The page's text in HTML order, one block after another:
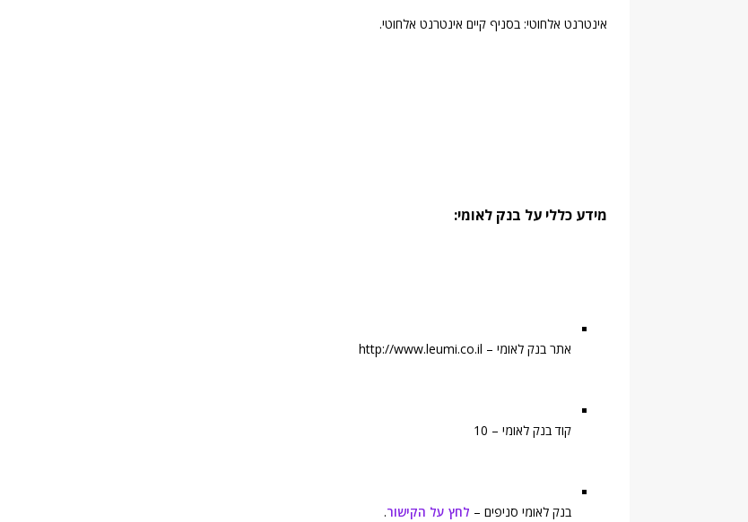
אינטרנט אלחוטי: בסניף קיים אינטרנט אלחוטי.
מידע כללי על בנק לאומי:
אתר בנק לאומי – http://www.leumi.co.il
קוד בנק לאומי – 10
בנק לאומי סניפים – לחץ על הקישור.